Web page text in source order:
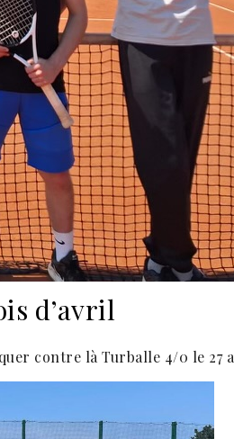
d’avril
contre là Turballe 4/0 le 27